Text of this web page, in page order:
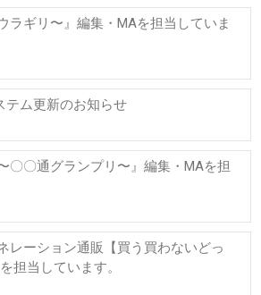
ラギリ〜』編集・MAを担当していま
テム更新のお知らせ
〇〇通グランプリ〜』編集・MAを担
レーション通販【買う買わないどっ
担当しています。